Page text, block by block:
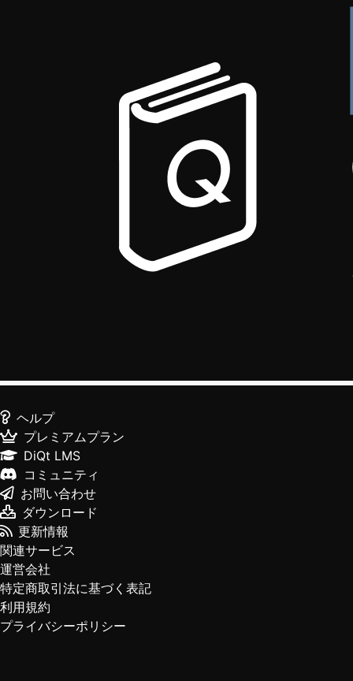
ヘルプ
プレミアムプラン
DiQt LMS
コミュニティ
お問い合わせ
ダウンロード
更新情報
関連サービス
運営会社
特定商取引法に基づく表記
利用規約
プライバシーポリシー